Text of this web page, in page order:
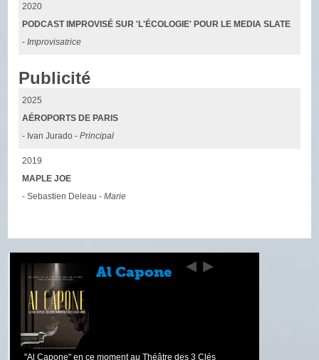
2020
PODCAST IMPROVISÉ SUR 'L'ÉCOLOGIE' POUR LE MEDIA SLATE
-Improvisatrice
Publicité
2025
AÉROPORTS DE PARIS
- Ivan Jurado -Principal
2019
MAPLE JOE
- Sebastien Deleau -Marie
Al Capone
"Al Capone" en ce moment au Théâtre des 3 Clés